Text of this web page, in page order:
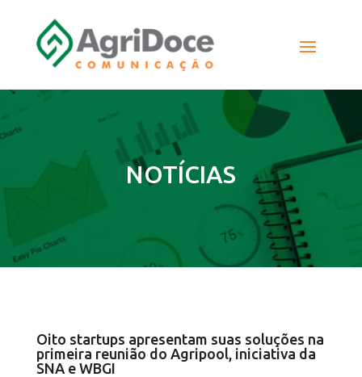
NOTÍCIAS
Oito startups apresentam suas soluções na
primeira reunião do Agripool, iniciativa da
SNA e WBGI